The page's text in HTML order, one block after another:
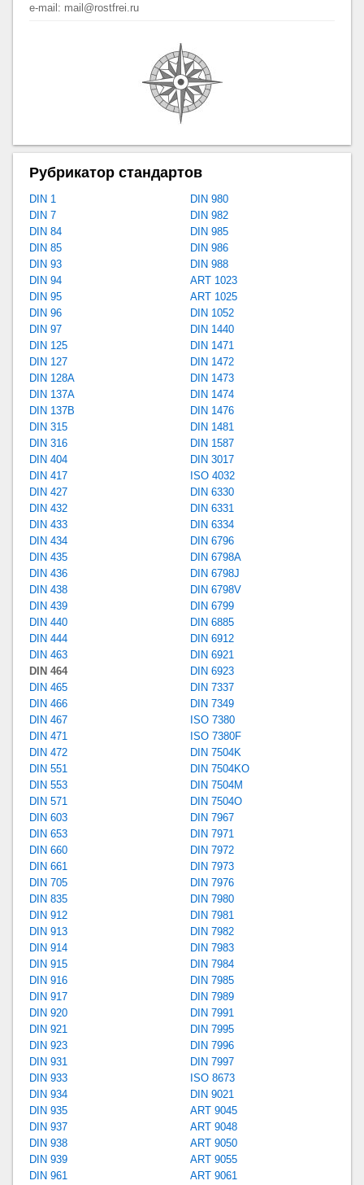
e-mail: mail@rostfrei.ru
Рубрикатор стандартов
DIN 1
DIN 7
DIN 84
DIN 85
DIN 93
DIN 94
DIN 95
DIN 96
DIN 97
DIN 125
DIN 127
DIN 128A
DIN 137A
DIN 137B
DIN 315
DIN 316
DIN 404
DIN 417
DIN 427
DIN 432
DIN 433
DIN 434
DIN 435
DIN 436
DIN 438
DIN 439
DIN 440
DIN 444
DIN 463
DIN 464
DIN 465
DIN 466
DIN 467
DIN 471
DIN 472
DIN 551
DIN 553
DIN 571
DIN 603
DIN 653
DIN 660
DIN 661
DIN 705
DIN 835
DIN 912
DIN 913
DIN 914
DIN 915
DIN 916
DIN 917
DIN 920
DIN 921
DIN 923
DIN 931
DIN 933
DIN 934
DIN 935
DIN 937
DIN 938
DIN 939
DIN 961
DIN 980
DIN 982
DIN 985
DIN 986
DIN 988
ART 1023
ART 1025
DIN 1052
DIN 1440
DIN 1471
DIN 1472
DIN 1473
DIN 1474
DIN 1476
DIN 1481
DIN 1587
DIN 3017
ISO 4032
DIN 6330
DIN 6331
DIN 6334
DIN 6796
DIN 6798A
DIN 6798J
DIN 6798V
DIN 6799
DIN 6885
DIN 6912
DIN 6921
DIN 6923
DIN 7337
DIN 7349
ISO 7380
ISO 7380F
DIN 7504K
DIN 7504KO
DIN 7504M
DIN 7504O
DIN 7967
DIN 7971
DIN 7972
DIN 7973
DIN 7976
DIN 7980
DIN 7981
DIN 7982
DIN 7983
DIN 7984
DIN 7985
DIN 7989
DIN 7991
DIN 7995
DIN 7996
DIN 7997
ISO 8673
DIN 9021
ART 9045
ART 9048
ART 9050
ART 9055
ART 9061